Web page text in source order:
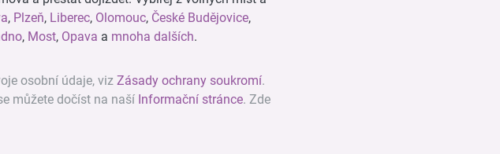
, Plzeň, Liberec, Olomouc, České Budějovice,
, Most, Opava a mnoha dalších.
osobní údaje, viz Zásady ochrany soukromí.
můžete dočíst na naší Informační stránce. Zde